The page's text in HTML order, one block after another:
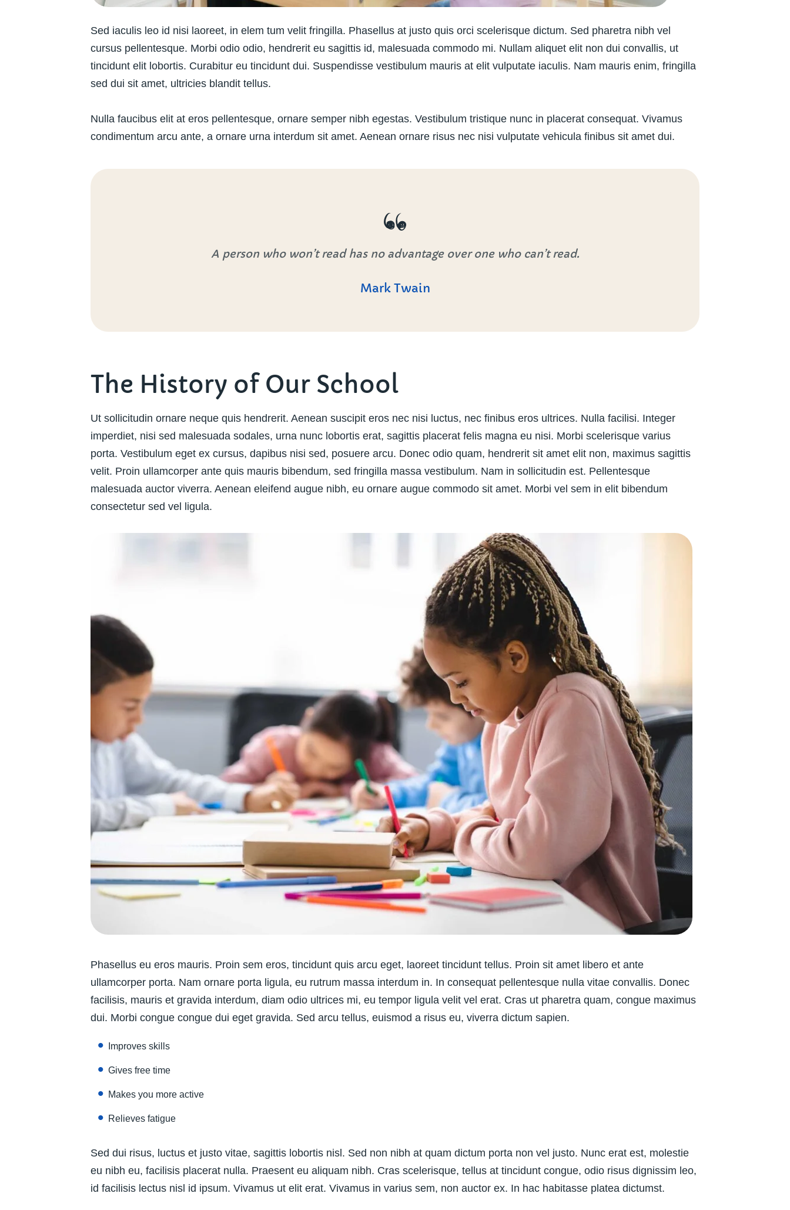
Sed iaculis leo id nisi laoreet, in elem tum velit fringilla. Phasellus at justo quis orci scelerisque dictum. Sed pharetra nibh vel
cursus pellentesque. Morbi odio odio, hendrerit eu sagittis id, malesuada commodo mi. Nullam aliquet elit non dui convallis, ut
tincidunt elit lobortis. Curabitur eu tincidunt dui. Suspendisse vestibulum mauris at elit vulputate iaculis. Nam mauris enim, fringilla
sed dui sit amet, ultricies blandit tellus.
Nulla faucibus elit at eros pellentesque, ornare semper nibh egestas. Vestibulum tristique nunc in placerat consequat. Vivamus
condimentum arcu ante, a ornare urna interdum sit amet. Aenean ornare risus nec nisi vulputate vehicula finibus sit amet dui.
A person who won’t read has no advantage over one who can’t read.
Mark Twain
The History of Our School
Ut sollicitudin ornare neque quis hendrerit. Aenean suscipit eros nec nisi luctus, nec finibus eros ultrices. Nulla facilisi. Integer
imperdiet, nisi sed malesuada sodales, urna nunc lobortis erat, sagittis placerat felis magna eu nisi. Morbi scelerisque varius
porta. Vestibulum eget ex cursus, dapibus nisi sed, posuere arcu. Donec odio quam, hendrerit sit amet elit non, maximus sagittis
velit. Proin ullamcorper ante quis mauris bibendum, sed fringilla massa vestibulum. Nam in sollicitudin est. Pellentesque
malesuada auctor viverra. Aenean eleifend augue nibh, eu ornare augue commodo sit amet. Morbi vel sem in elit bibendum
consectetur sed vel ligula.
Phasellus eu eros mauris. Proin sem eros, tincidunt quis arcu eget, laoreet tincidunt tellus. Proin sit amet libero et ante
ullamcorper porta. Nam ornare porta ligula, eu rutrum massa interdum in. In consequat pellentesque nulla vitae convallis. Donec
facilisis, mauris et gravida interdum, diam odio ultrices mi, eu tempor ligula velit vel erat. Cras ut pharetra quam, congue maximus
dui. Morbi congue congue dui eget gravida. Sed arcu tellus, euismod a risus eu, viverra dictum sapien.
Improves skills
Gives free time
Makes you more active
Relieves fatigue
Sed dui risus, luctus et justo vitae, sagittis lobortis nisl. Sed non nibh at quam dictum porta non vel justo. Nunc erat est, molestie
eu nibh eu, facilisis placerat nulla. Praesent eu aliquam nibh. Cras scelerisque, tellus at tincidunt congue, odio risus dignissim leo,
id facilisis lectus nisl id ipsum. Vivamus ut elit erat. Vivamus in varius sem, non auctor ex. In hac habitasse platea dictumst.